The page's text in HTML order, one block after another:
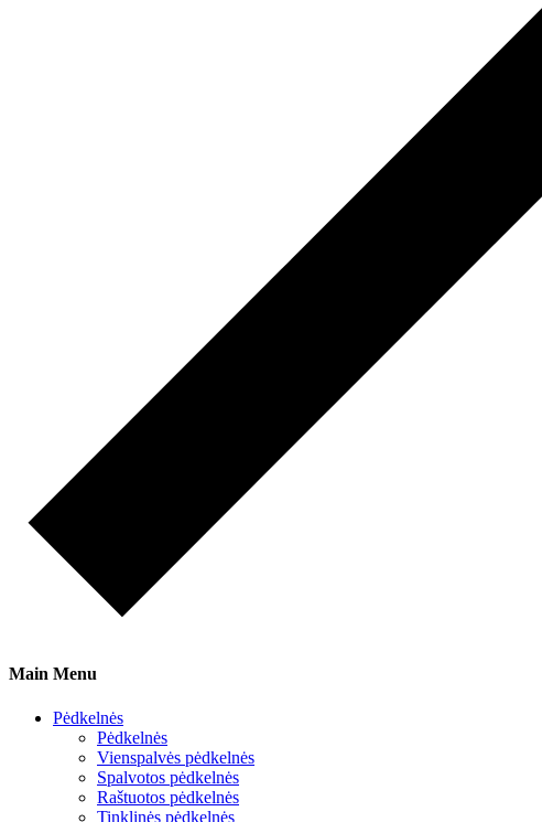
Main Menu
Pėdkelnės
Pėdkelnės
Vienspalvės pėdkelnės
Spalvotos pėdkelnės
Raštuotos pėdkelnės
Tinklinės pėdkelnės